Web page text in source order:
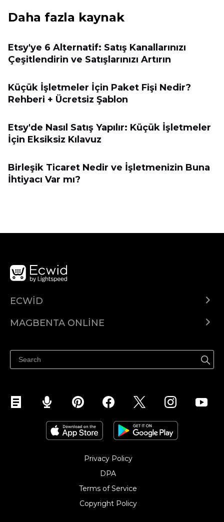
Daha fazla kaynak
Etsy'ye 6 Alternatif: Satış Kanallarınızı
Çeşitlendirin ve Satışlarınızı Artırın
Küçük İşletmeler İçin Paket Fişi Nedir?
Rehberi + Ücretsiz Şablon
Etsy'de Nasıl Satış Yapılır: Küçük İşletmeler
İçin Eksiksiz Kılavuz
Birleşik Ticaret Nedir ve İşletmenizin Buna
İhtiyacı Var mı?
ECWID
Help center
MAGBENTA ONLINE
Ibenta sa Facebook
Privacy Policy
DPA
Terms of Service
Copyright Policy‎